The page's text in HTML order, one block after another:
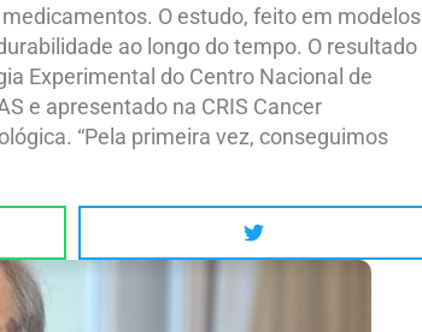
O estudo, feito em modelos
ao longo do tempo. O resultado
Experimental do Centro Nacional de
e apresentado na CRIS Cancer
“Pela primeira vez, conseguimos